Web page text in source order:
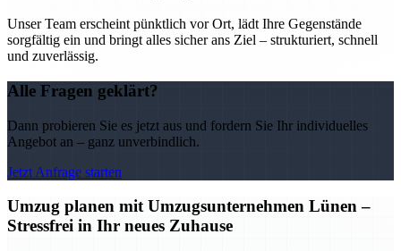
Unser Team erscheint pünktlich vor Ort, lädt Ihre Gegenstände
sorgfältig ein und bringt alles sicher ans Ziel – strukturiert, schnell
und zuverlässig.
Alle Fragen geklärt?
Dann probieren Sie es jetzt aus und fordern Sie Ihr individuelles
Angebot an – ganz unverbindlich.
Jetzt Anfrage starten
Umzug planen mit Umzugsunternehmen Lünen –
Stressfrei in Ihr neues Zuhause